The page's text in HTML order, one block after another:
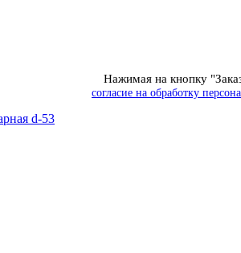
Нажимая на кнопку
согласие на обработку
d-53